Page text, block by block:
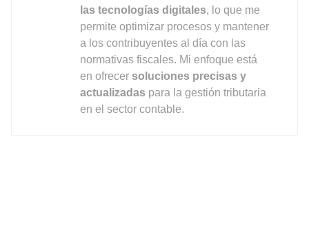
las tecnologías digitales, lo que me
permite optimizar procesos y mantener
a los contribuyentes al día con las
normativas fiscales. Mi enfoque está
en ofrecer soluciones precisas y
actualizadas para la gestión tributaria
en el sector contable.